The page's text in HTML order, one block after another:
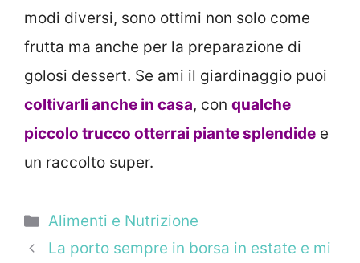
modi diversi, sono ottimi non solo come
frutta ma anche per la preparazione di
golosi dessert. Se ami il giardinaggio puoi
coltivarli anche in casa, con qualche
piccolo trucco otterrai piante splendide e
un raccolto super.
Categorie
Alimenti e Nutrizione
La porto sempre in borsa in estate e mi